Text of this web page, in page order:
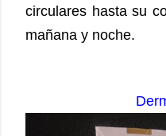
circulares hasta su
mañana y noche.